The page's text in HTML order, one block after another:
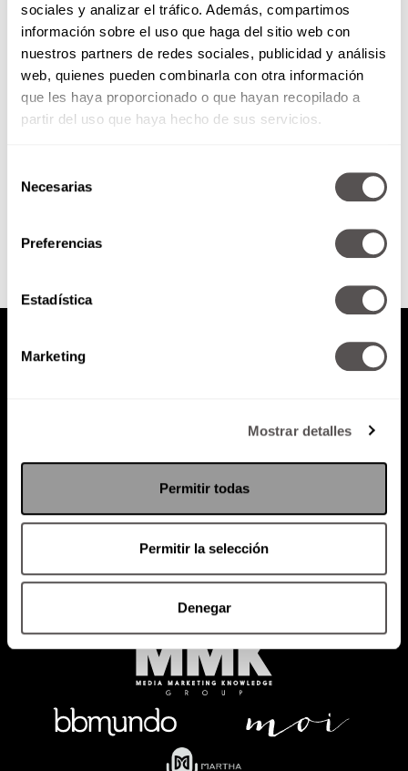
sociales y analizar el tráfico. Además, compartimos
información sobre el uso que haga del sitio web con
nuestros partners de redes sociales, publicidad y análisis
web, quienes pueden combinarla con otra información
que les haya proporcionado o que hayan recopilado a
partir del uso que haya hecho de sus servicios.
Necesarias
Preferencias
Estadística
Marketing
Mostrar detalles
Permitir todas
Permitir la selección
Denegar
Celos enfermos
¿Quién te dijo que podías
controlar a tu pareja? El único
camino para curarte es revisar
Política de Privacidad
RADIO MARTHA